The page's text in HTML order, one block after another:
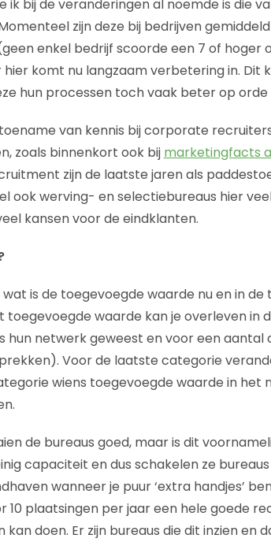
ik bij de veranderingen al noemde is die
zijn deze bij bedrijven
enkel bedrijf scoorde een 7 of hoger
komt nu langzaam verbetering in. Dit
hun processen toch vaak beter op
van kennis bij corporate
zoals binnenkort ook bij marketingfacts
zijn de laatste jaren als
ook werving- en selectiebureaus hier
kansen voor de eindklanten.
is de toegevoegde waarde nu en in
waarde kan je overleven in
hun netwerk geweest en voor een aantal
Voor de laatste categorie
wiens toegevoegde waarde in het
de bureaus goed, maar is dit
capaciteit en dus schakelen ze bureaus
wanneer je puur ‘extra handjes’
10 plaatsingen per jaar een hele goede
kan doen. Er zijn bureaus die dit inzien en